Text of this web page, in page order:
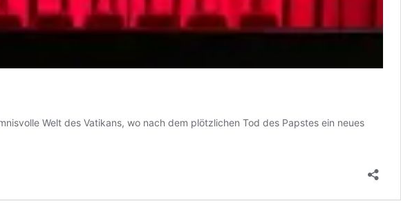
Welt des Vatikans, wo nach dem plötzlichen Tod des Papstes ein neues